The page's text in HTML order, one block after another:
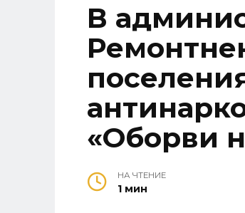
В
«Оборви
НА ЧТЕНИЕ
1 мин